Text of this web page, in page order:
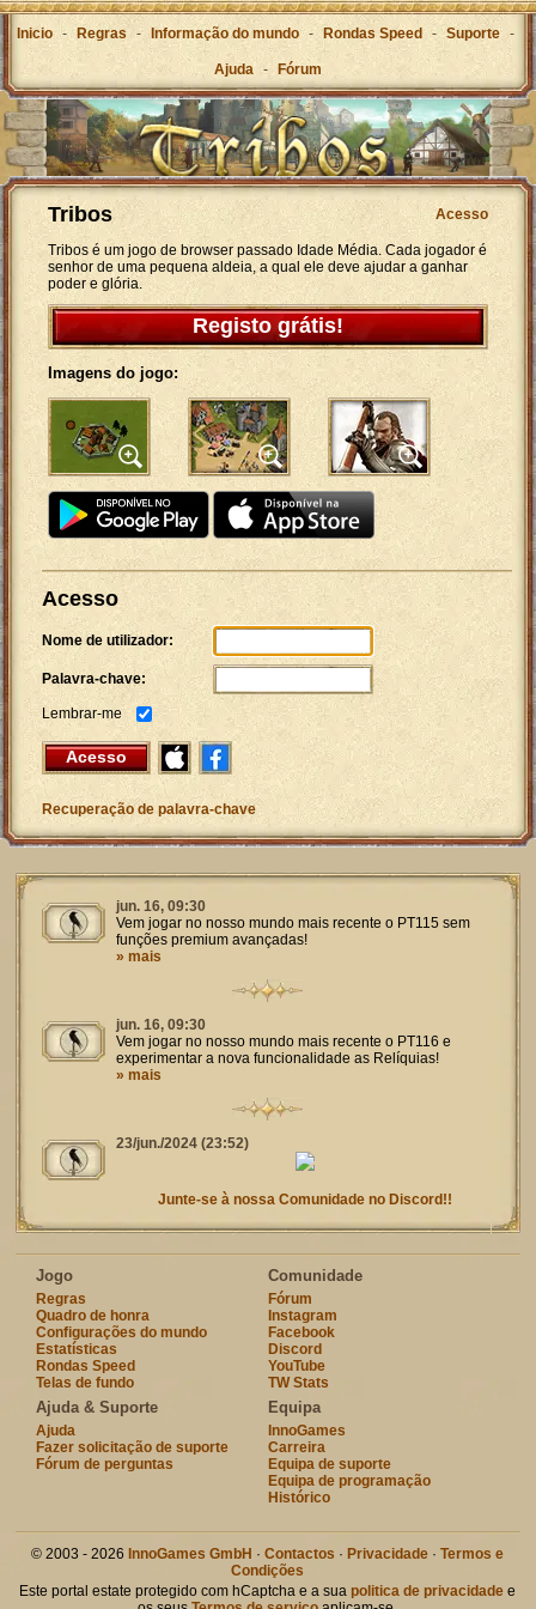
Inicio - Regras - Informação do mundo - Rondas Speed - Suporte -
Ajuda - Fórum
Acesso
Tribos
Tribos é um jogo de browser passado Idade Média. Cada jogador é
senhor de uma pequena aldeia, a qual ele deve ajudar a ganhar
poder e glória.
Registo grátis!
Imagens do jogo:
Acesso
Nome de utilizador:
Palavra-chave:
Lembrar-me
Acesso
Recuperação de palavra-chave
jun. 16, 09:30
Vem jogar no nosso mundo mais recente o PT115 sem
funções premium avançadas!
» mais
jun. 16, 09:30
Vem jogar no nosso mundo mais recente o PT116 e
experimentar a nova funcionalidade as Relíquias!
» mais
23/jun./2024 (23:52)
Junte-se à nossa Comunidade no Discord!!
Jogo
Regras
Quadro de honra
Configurações do mundo
Estatísticas
Rondas Speed
Telas de fundo
Comunidade
Fórum
Instagram
Facebook
Discord
YouTube
TW Stats
Ajuda & Suporte
Ajuda
Fazer solicitação de suporte
Fórum de perguntas
Equipa
InnoGames
Carreira
Equipa de suporte
Equipa de programação
Histórico
© 2003 - 2026 InnoGames GmbH ·Contactos · Privacidade ·Termos e
Condições
Este portal estate protegido com hCaptcha e a suapolitica de privacidade e